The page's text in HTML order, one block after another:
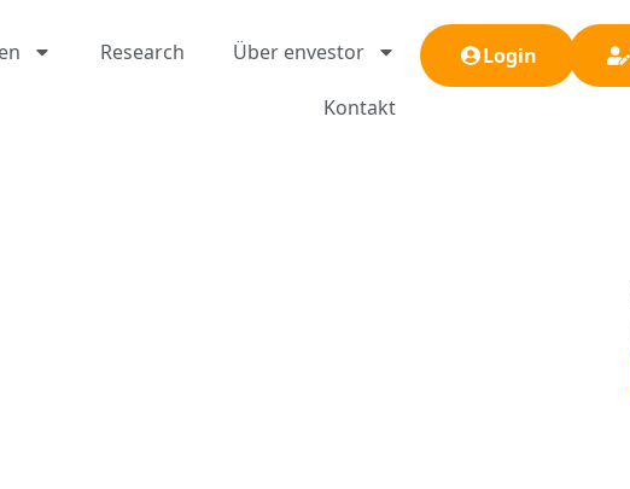
Research Über envestor
Kontakt
Login